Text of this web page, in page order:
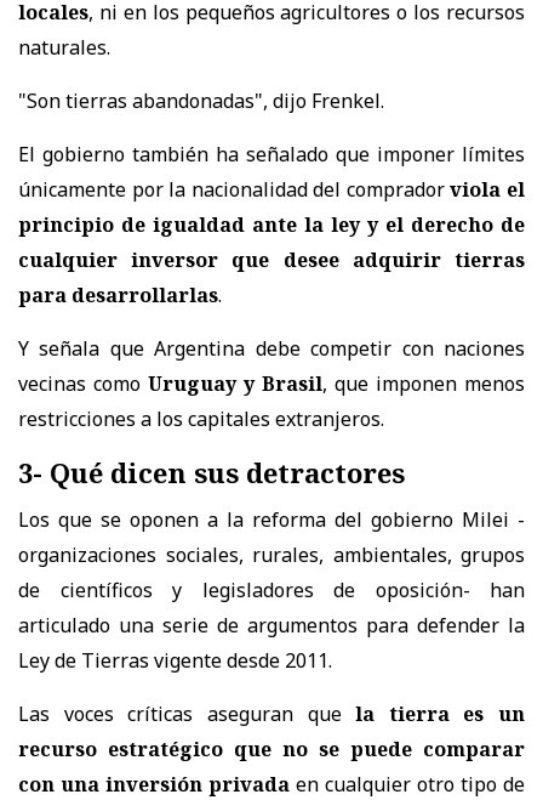
locales, ni en los pequeños agricultores o los recursos
naturales.
"Son tierras abandonadas", dijo Frenkel.
El gobierno también ha señalado que imponer límites
únicamente por la nacionalidad del compradorviola el
principio de igualdad ante la ley y el derecho de
cualquier inversor que desee adquirir tierras
para desarrollarlas.
Y señala que Argentina debe competir con naciones
vecinas como Uruguay y Brasil, que imponen menos
restricciones a los capitales extranjeros.
3- Qué dicen sus detractores
Los que se oponen a la reforma del gobierno Milei -
organizaciones sociales, rurales, ambientales, grupos
de científicos y legisladores de oposición- han
articulado una serie de argumentos para defender la
Ley de Tierras vigente desde 2011.
Las voces críticas aseguran quela tierra es un
recurso estratégico que no se puede comparar
con una inversión privada en cualquier otro tipo de